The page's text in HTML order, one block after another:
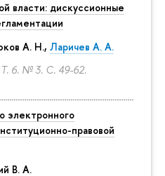
власти: дискуссионные
А. Н., Ларичев А. А.
6. № 3. С. 49-62.
электронного
правовой
В. А.